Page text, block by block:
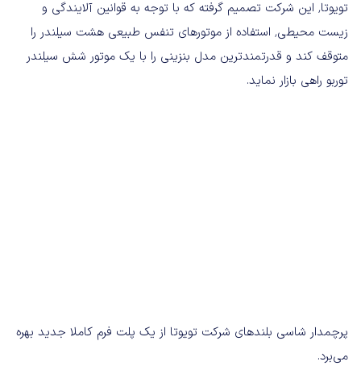
تویوتا٬ این شرکت تصمیم گرفته که با توجه به قوانین آلایندگی و
زیست محیطی٬‌ استفاده از موتورهای تنفس طبیعی هشت سیلندر را
متوقف کند و قدرتمندترین مدل بنزینی را با یک موتور شش سیلندر
توربو راهی بازار نماید.
پرچمدار شاسی بلندهای شرکت تویوتا از یک پلت فرم کاملا جدید بهره
می‌برد.